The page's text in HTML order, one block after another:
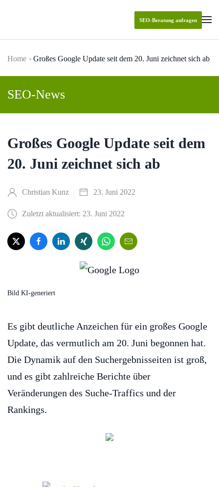
SEO-Beratung anfragen
Home Großes Google Update seit dem 20. Juni zeichnet sich ab
SEO-News
Großes Google Update seit dem
20. Juni zeichnet sich ab
Christian Kunz 23. Juni 2022
Zuletzt aktualisiert: 23. Juni 2022
Bild KI-generiert
Es gibt deutliche Anzeichen für ein großes Google
Update, das vermutlich am 20. Juni begonnen hat.
Die Dynamik auf den Suchergebnisseiten ist groß,
und es gibt zahlreiche Berichte über
Veränderungen des Suche-Traffics und der
Rankings.